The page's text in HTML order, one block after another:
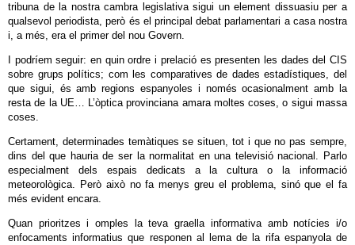
tribuna de la nostra cambra legislativa sigui un element dissuasiu per a
qualsevol periodista, però és el principal debat parlamentari a casa nostra
i, a més, era el primer del nou Govern.
I podríem seguir: en quin ordre i prelació es presenten les dades del CIS
sobre grups polítics; com les comparatives de dades estadístiques, del
que sigui, és amb regions espanyoles i només ocasionalment amb la
resta de la UE… L’òptica provinciana amara moltes coses, o sigui massa
coses.
Certament, determinades temàtiques se situen, tot i que no pas sempre,
dins del que hauria de ser la normalitat en una televisió nacional. Parlo
especialment dels espais dedicats a la cultura o la informació
meteorològica. Però això no fa menys greu el problema, sinó que el fa
més evident encara.
Quan prioritzes i omples la teva graella informativa amb notícies i/o
enfocaments informatius que responen al lema de la rifa espanyola de